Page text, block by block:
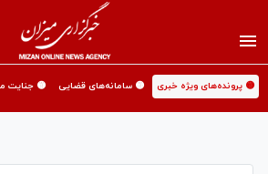
🟡 پرونده‌های ویژه خبری 🟡 سامانه‌های قضایی 🟡 جنایت